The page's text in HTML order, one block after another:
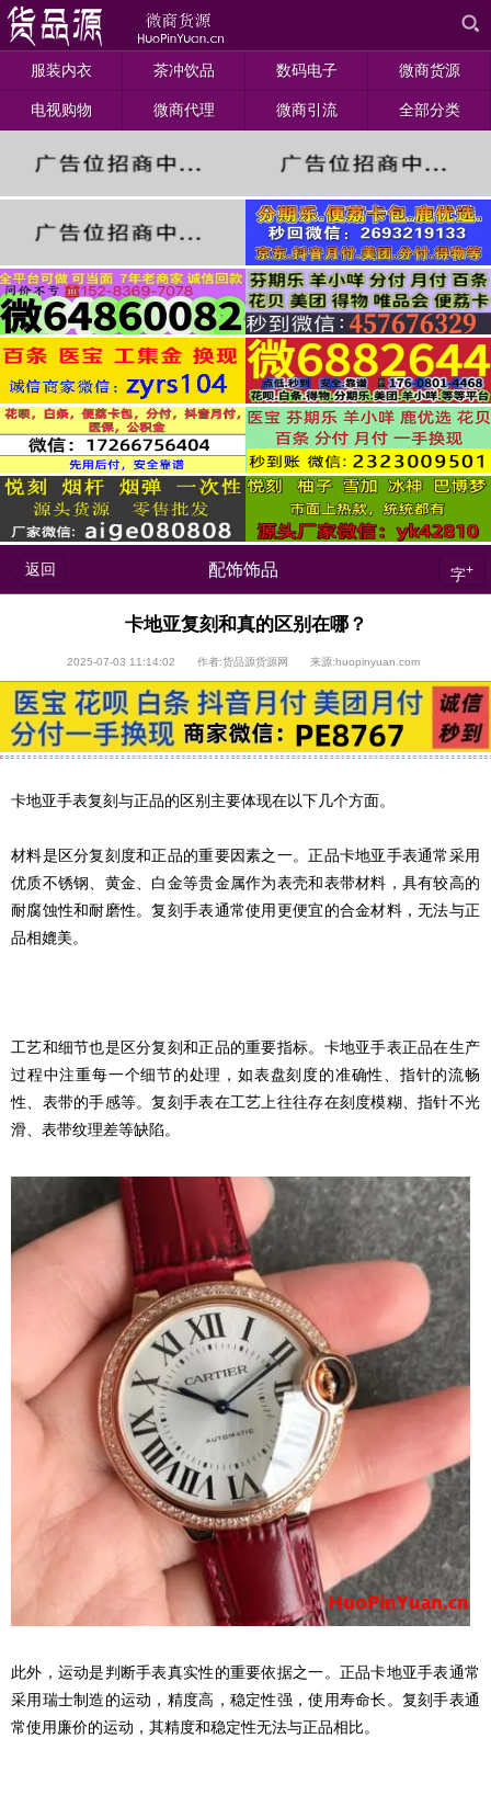
服装内衣 茶冲饮品 数码电子 微商货源
电视购物 微商代理 微商引流 全部分类
返回 配饰饰品 字+
卡地亚复刻和真的区别在哪？
2025-07-03 11:14:02 作者:货品源货源网 来源:huopinyuan.com
卡地亚手表复刻与正品的区别主要体现在以下几个方面。
材料是区分复刻度和正品的重要因素之一。正品卡地亚手表通常采用
优质不锈钢、黄金、白金等贵金属作为表壳和表带材料，具有较高的
耐腐蚀性和耐磨性。复刻手表通常使用更便宜的合金材料，无法与正
品相媲美。
工艺和细节也是区分复刻和正品的重要指标。卡地亚手表正品在生产
过程中注重每一个细节的处理，如表盘刻度的准确性、指针的流畅
性、表带的手感等。复刻手表在工艺上往往存在刻度模糊、指针不光
滑、表带纹理差等缺陷。
此外，运动是判断手表真实性的重要依据之一。正品卡地亚手表通常
采用瑞士制造的运动，精度高，稳定性强，使用寿命长。复刻手表通
常使用廉价的运动，其精度和稳定性无法与正品相比。